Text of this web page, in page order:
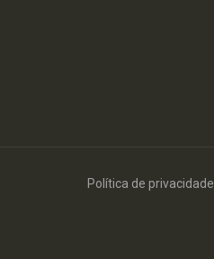
Política de privacidade.